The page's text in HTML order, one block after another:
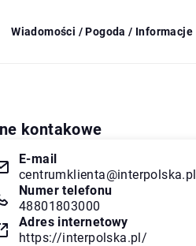
Wiadomości / Pogoda / Informacje
kontakowe
E-mail
centrumklienta@interpolska.pl
Numer telefonu
48801803000
Adres internetowy
https://interpolska.pl/